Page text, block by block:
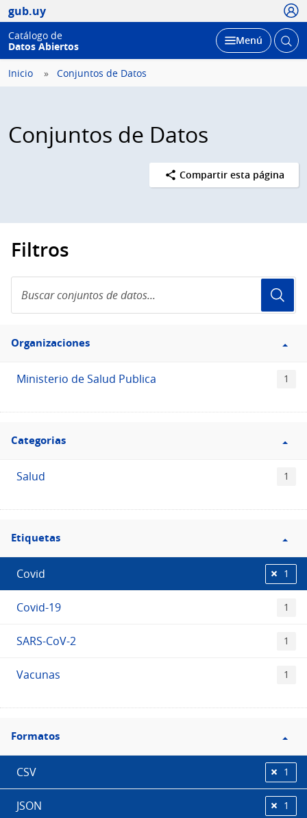
gub.uy
Catálogo de
Datos Abiertos
Desplegar
Menú Abrir
Inicio Conjuntos de Datos
Conjuntos de Datos
Compartir esta página
Filtros
conjuntos
de
Filtro
Organizaciones
Organizaciones
Ministerio de Salud Publica 1
Filtro
Categorias
Categorias
Salud 1
Filtro
Etiquetas
Etiquetas
Covid 1
Covid-19 1
SARS-CoV-2 1
Vacunas 1
Filtro
Formatos
Formatos
CSV 1
JSON 1